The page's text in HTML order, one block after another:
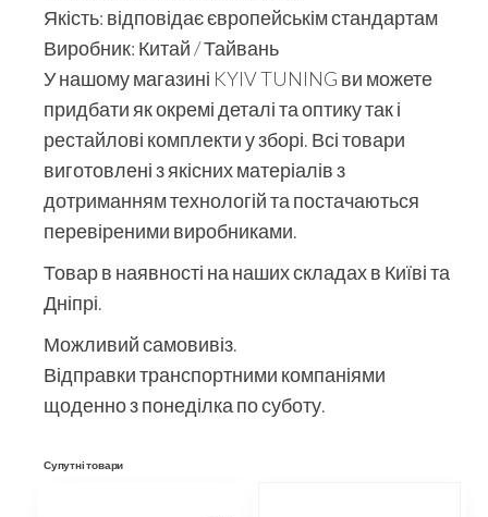
Якість: відповідає європейськім стандартам
Виробник: Китай / Тайвань
У нашому магазині KYIV TUNING ви можете
придбати як окремі деталі та оптику так і
рестайлові комплекти у зборі. Всі товари
виготовлені з якісних матеріалів з
дотриманням технологій та постачаються
перевіреними виробниками.
Товар в наявності на наших складах в Київі та
Дніпрі.
Можливий самовивіз.
Відправки транспортними компаніями
щоденно з понеділка по суботу.
Супутні товари